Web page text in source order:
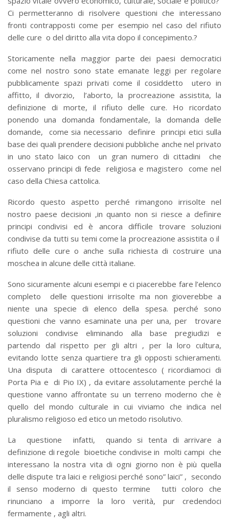
Ci permetteranno di risolvere questioni che interessano
fronti contrapposti come per esempio nel caso del rifiuto
delle cure o del diritto alla vita dopo il concepimento.?
Storicamente nella maggior parte dei paesi democratici
come nel nostro sono state emanate leggi per regolare
pubblicamente spazi privati come il cosiddetto utero in
affitto, il divorzio, l’aborto, la procreazione assistita, la
definizione di morte, il rifiuto delle cure. Ho ricordato
ponendo una domanda fondamentale, la domanda delle
domande, come sia necessario definire principi etici sulla
base dei quali prendere decisioni pubbliche anche nel privato
in uno stato laico con un gran numero di cittadini che
osservano principi di fede religiosa e magistero come nel
caso della Chiesa cattolica.
Ricordo questo aspetto perché rimangono irrisolte nel
nostro paese decisioni ,in quanto non si riesce a definire
principi condivisi ed è ancora difficile trovare soluzioni
condivise da tutti su temi come la procreazione assistita o il
rifiuto delle cure o anche sulla richiesta di costruire una
moschea in alcune delle città italiane.
Sono sicuramente alcuni esempi e ci piacerebbe fare l’elenco
completo delle questioni irrisolte ma non gioverebbe a
niente una specie di elenco della spesa. perché sono
questioni che vanno esaminate una per una, per trovare
soluzioni condivise eliminando alla base pregiudizi e
partendo dal rispetto per gli altri , per la loro cultura,
evitando lotte senza quartiere tra gli opposti schieramenti.
Una disputa di carattere ottocentesco ( ricordiamoci di
Porta Pia e di Pio IX) , da evitare assolutamente perché la
questione vanno affrontate su un terreno moderno che è
quello del mondo culturale in cui viviamo che indica nel
pluralismo religioso ed etico un metodo risolutivo.
La questione infatti, quando si tenta di arrivare a
definizione di regole bioetiche condivise in molti campi che
interessano la nostra vita di ogni giorno non è più quella
delle dispute tra laici e religiosi perché sono” laici” , secondo
il senso moderno di questo termine tutti coloro che
rinunciano a imporre la loro verità, pur credendoci
fermamente , agli altri.